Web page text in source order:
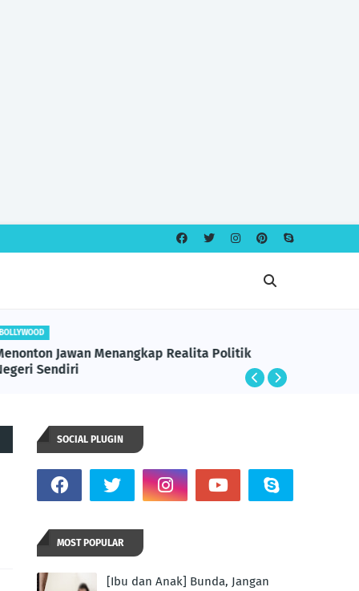
Jawan Menangkap Realita Politik
Sendiri
SOCIAL PLUGIN
MOST POPULAR
[Ibu dan Anak] Bunda, Jangan